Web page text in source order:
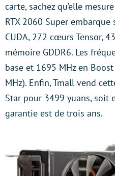
carte, sachez qu’elle
RTX 2060 Super
CUDA, 272 cœurs Tensor,
mémoire GDDR6. Les
base et 1695 MHz en
MHz). Enfin, Tmall vend
Star pour 3499 yuans, soit
garantie est de trois ans.